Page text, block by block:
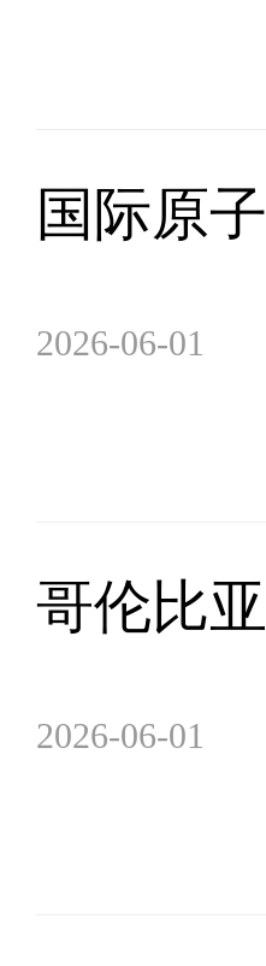
国际原
2026-06-01
哥伦比
2026-06-01